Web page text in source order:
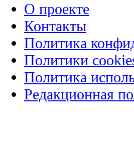
О проекте
Контакты
Политика
Политики
Политика
Редакционная